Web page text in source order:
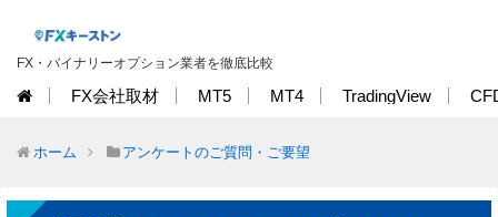
FX・バイナリーオプション業者を徹底比較
FX会社取材 MT5 MT4 TradingView
ホーム アンケートのご質問・ご要望